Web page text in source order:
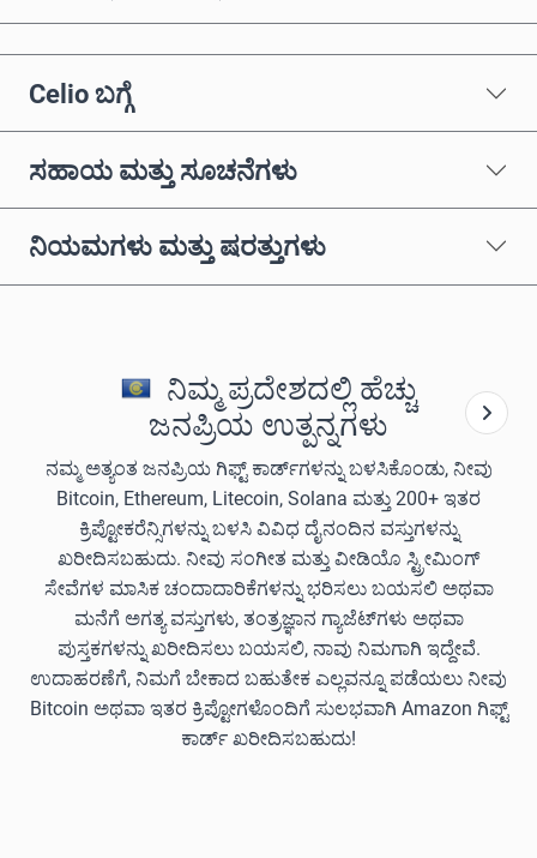
Celio ಬಗ್ಗೆ
ಸಹಾಯ ಮತ್ತು ಸೂಚನೆಗಳು
ನಿಯಮಗಳು ಮತ್ತು ಷರತ್ತುಗಳು
ನಿಮ್ಮ ಪ್ರದೇಶದಲ್ಲಿ ಹೆಚ್ಚು
ಜನಪ್ರಿಯ ಉತ್ಪನ್ನಗಳು
ನಮ್ಮ ಅತ್ಯಂತ ಜನಪ್ರಿಯ ಗಿಫ್ಟ್ ಕಾರ್ಡ್‌ಗಳನ್ನು ಬಳಸಿಕೊಂಡು, ನೀವು
Bitcoin, Ethereum, Litecoin, Solana ಮತ್ತು 200+ ಇತರ
ಕ್ರಿಪ್ಟೋಕರೆನ್ಸಿಗಳನ್ನು ಬಳಸಿ ವಿವಿಧ ದೈನಂದಿನ ವಸ್ತುಗಳನ್ನು
ಖರೀದಿಸಬಹುದು. ನೀವು ಸಂಗೀತ ಮತ್ತು ವೀಡಿಯೊ ಸ್ಟ್ರೀಮಿಂಗ್
ಸೇವೆಗಳ ಮಾಸಿಕ ಚಂದಾದಾರಿಕೆಗಳನ್ನು ಭರಿಸಲು ಬಯಸಲಿ ಅಥವಾ
ಮನೆಗೆ ಅಗತ್ಯ ವಸ್ತುಗಳು, ತಂತ್ರಜ್ಞಾನ ಗ್ಯಾಜೆಟ್‌ಗಳು ಅಥವಾ
ಪುಸ್ತಕಗಳನ್ನು ಖರೀದಿಸಲು ಬಯಸಲಿ, ನಾವು ನಿಮಗಾಗಿ ಇದ್ದೇವೆ.
ಉದಾಹರಣೆಗೆ, ನಿಮಗೆ ಬೇಕಾದ ಬಹುತೇಕ ಎಲ್ಲವನ್ನೂ ಪಡೆಯಲು ನೀವು
Bitcoin ಅಥವಾ ಇತರ ಕ್ರಿಪ್ಟೋಗಳೊಂದಿಗೆ ಸುಲಭವಾಗಿ Amazon ಗಿಫ್ಟ್
ಕಾರ್ಡ್ ಖರೀದಿಸಬಹುದು!